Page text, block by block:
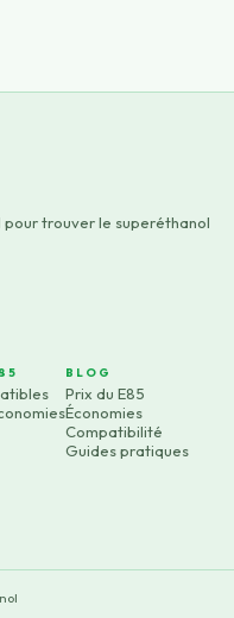
trouver le superéthanol
BLOG
Prix du E85
Économies
Compatibilité
Guides pratiques